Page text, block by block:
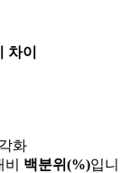
차이
화
백분위(%)입니